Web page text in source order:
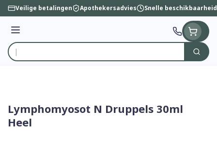
Ga naar de inhoud
Veilige betalingen Apothekersadvies Snelle beschikbaarheid
Menu
Product, merk, categorie...
Zoek
Lymphomyosot N Druppels 30ml
Heel